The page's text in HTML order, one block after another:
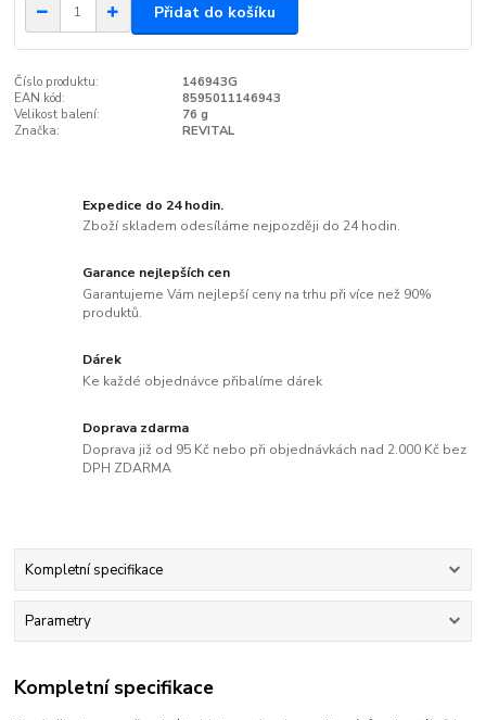
Přidat do košíku
Číslo produktu:
146943G
EAN kód:
8595011146943
Velikost balení:
76 g
Značka:
REVITAL
Expedice do 24 hodin.
Zboží skladem odesíláme nejpozději do 24 hodin.
Garance nejlepších cen
Garantujeme Vám nejlepší ceny na trhu při více než 90%
produktů.
Dárek
Ke každé objednávce přibalíme dárek
Doprava zdarma
Doprava již od 95 Kč nebo při objednávkách nad 2.000 Kč bez
DPH ZDARMA
Kompletní specifikace
Parametry
Kompletní specifikace